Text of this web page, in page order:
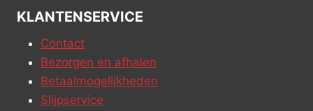
KLANTENSERVICE
Contact
Bezorgen en afhalen
Betaalmogelijkheden
Slijpservice